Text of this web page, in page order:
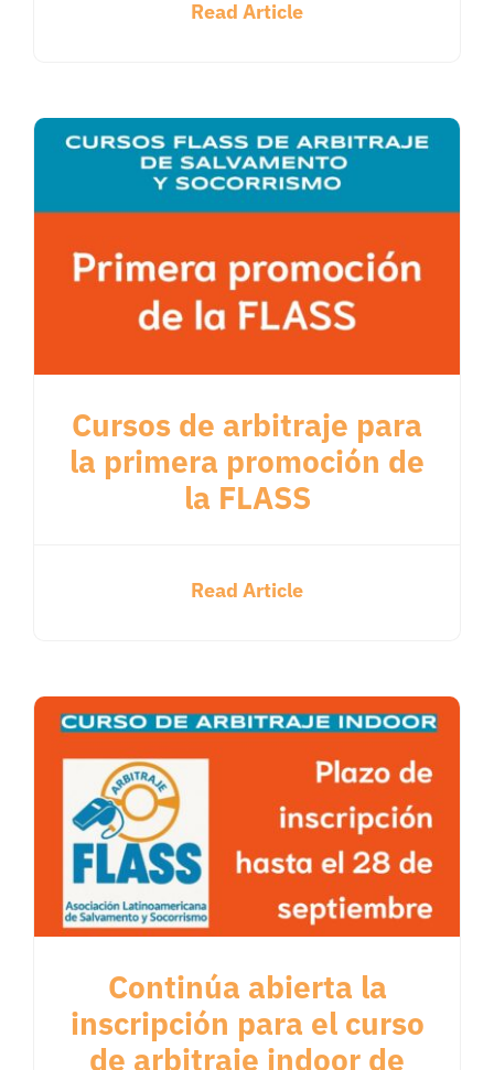
Read Article
Cursos de arbitraje para
la primera promoción de
la FLASS
Read Article
Continúa abierta la
inscripción para el curso
de arbitraje indoor de